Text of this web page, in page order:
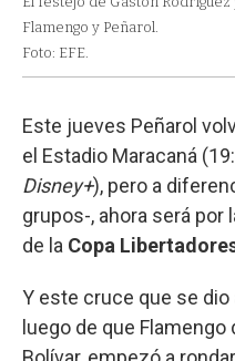
Flamengo y Peñarol.
Foto: EFE.
Este jueves Peñarol
el Estadio Maracaná
Disney+), pero a
grupos-, ahora será por
de la Copa
Y este cruce que se
luego de que